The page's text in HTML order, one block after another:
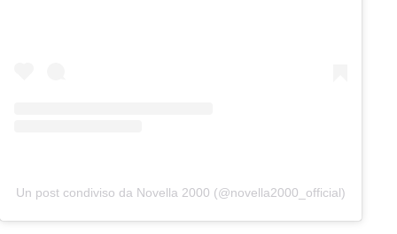
Un post condiviso da Novella 2000 (@novella2000_official)